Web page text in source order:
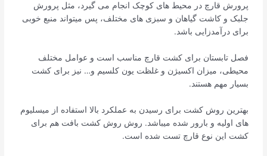
پرورش قارچ در محیط های کوچک انجام می گیرد، مثل پرورش
جلبک و کاشت گیاهان و سبزی های مختلف، پس میتواند منبع خوبی
برای درآمدزایی باشد.
فصل تابستان برای کشت قارچ مناسب است و عوامل مختلف
محیطی، میزان اکسیژن و غلظت یون کلسیم و… نیز برای کشت
بسیار مهم هستند.
بهترين روش کشت برای رسیدن به عملکرد بالا استفاده از میسلیوم
های اوليه و بارور شده میباشد. روش روش کشت بافت هم برای
کشت این نوع قارچ تست شده است.